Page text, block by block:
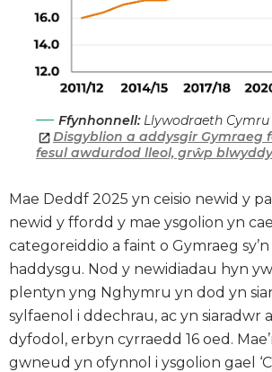
Ffynhonnell:Llywodraeth Cymru
Disgyblion a addysgir Gymraeg
fesul awdurdod lleol, grŵp
Mae Deddf 2025 yn ceisio newid y
newid y ffordd y mae ysgolion yn
categoreiddio a faint o Gymraeg sy’n
haddysgu. Nod y newidiadau hyn
plentyn yng Nghymru yn dod yn
sylfaenol i ddechrau, ac yn siaradwr
dyfodol, erbyn cyrraedd 16 oed.
gwneud yn ofynnol i ysgolion gael